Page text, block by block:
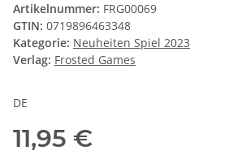
Artikelnummer: FRG00069
GTIN: 0719896463348
Kategorie: Neuheiten Spiel 2023
Verlag: Frosted Games
DE
11,95 €